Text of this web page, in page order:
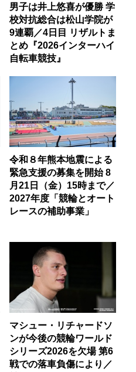
男子は井上悠喜が優勝 学
校対抗総合は松山学院が
9連覇／4日目 リザルトま
とめ『2026インターハイ
自転車競技』
令和８年熊本地震による
緊急支援の募集を開始 8
月21日（金）15時まで／
2027年度「競輪とオート
レースの補助事業」
マシュー・リチャードソ
ンが今後の競輪ワールド
シリーズ2026を欠場 第6
戦での落車負傷により／